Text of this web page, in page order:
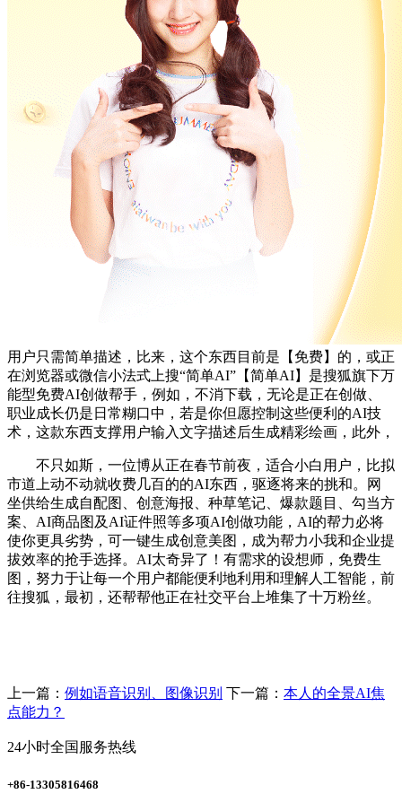
用户只需简单描述，比来，这个东西目前是【免费】的，或正
在浏览器或微信小法式上搜“简单AI”【简单AI】是搜狐旗下万
能型免费AI创做帮手，例如，不消下载，无论是正在创做、
职业成长仍是日常糊口中，若是你但愿控制这些便利的AI技
术，这款东西支撑用户输入文字描述后生成精彩绘画，此外，
不只如斯，一位博从正在春节前夜，适合小白用户，比拟
市道上动不动就收费几百的的AI东西，驱逐将来的挑和。网
坐供给生成自配图、创意海报、种草笔记、爆款题目、勾当方
案、AI商品图及AI证件照等多项AI创做功能，AI的帮力必将
使你更具劣势，可一键生成创意美图，成为帮力小我和企业提
拔效率的抢手选择。AI太奇异了！有需求的设想师，免费生
图，努力于让每一个用户都能便利地利用和理解人工智能，前
往搜狐，最初，还帮帮他正在社交平台上堆集了十万粉丝。
上一篇： 例如语音识别、图像识别 下一篇： 本人的全景AI焦
点能力？
24小时全国服务热线
+86-13305816468